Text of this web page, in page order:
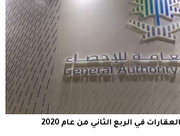
في الربع الثاني من عام 2020